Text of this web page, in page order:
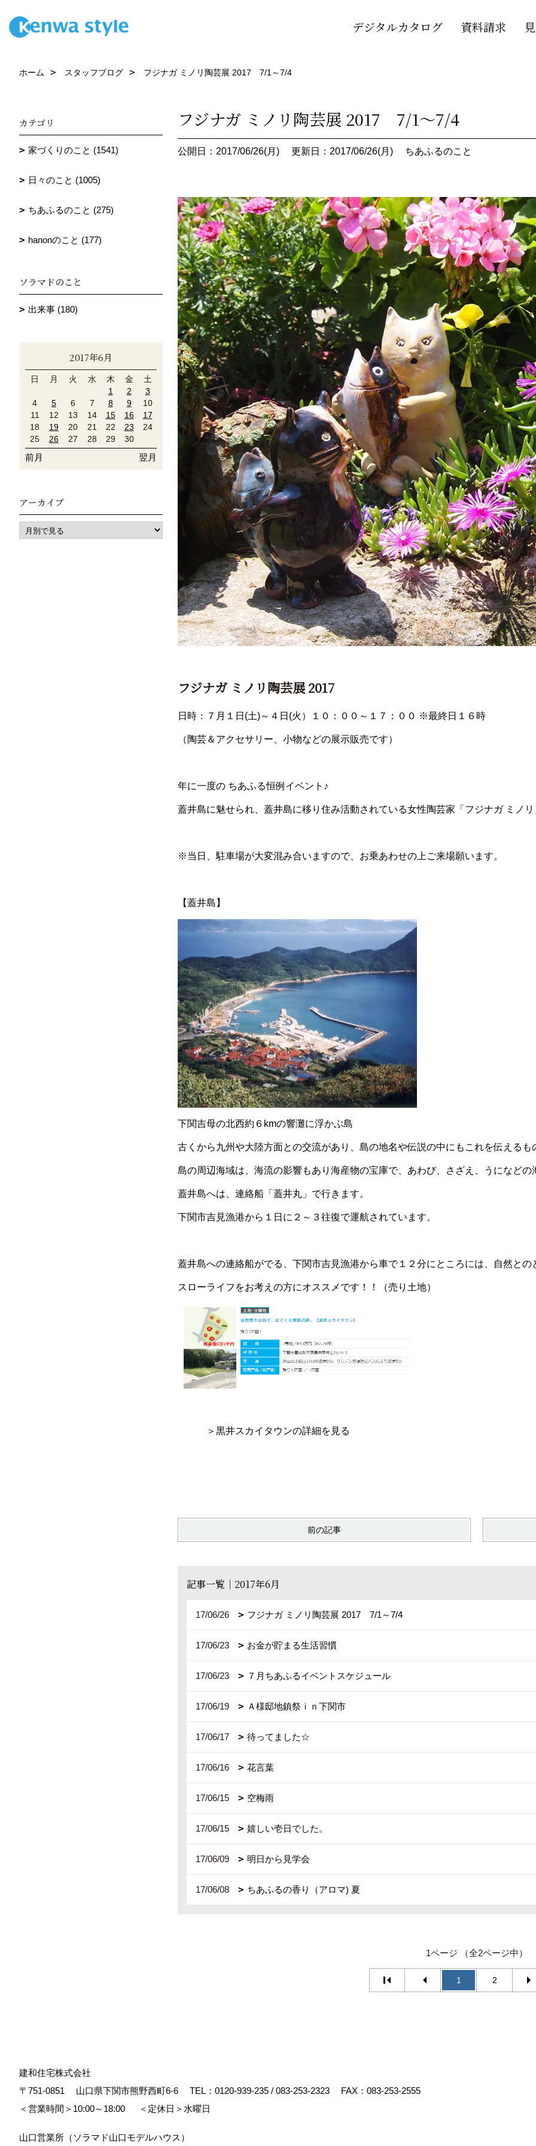
デジタルカタログ 資料請求
ホーム スタッフブログ フジナガ ミノリ陶芸展 2017 7/1～7/4
フジナガ ミノリ陶芸展 2017 7/1～7/4
公開日：2017/06/26(月) 更新日：2017/06/26(月) ちあふるのこと
フジナガ ミノリ陶芸展 2017
日時：７月１日(土)～４日(火）１０：００～１７：００ ※最終日１６時
（陶芸＆アクセサリー、小物などの展示販売です）
年に一度の ちあふる恒例イベント♪
蓋井島に魅せられ、蓋井島に移り住み活動されている女性陶芸家「フジナガ ミノ
※当日、駐車場が大変混み合いますので、お乗あわせの上ご来場願います。
【蓋井島】
下関吉母の北西約６kmの響灘に浮かぶ島
古くから九州や大陸方面との交流があり、島の地名や伝説の中にもこれを伝える
島の周辺海域は、海流の影響もあり海産物の宝庫で、あわび、さざえ、うになど
蓋井島へは、連絡船「蓋井丸」で行きます。
下関市吉見漁港から１日に２～３往復で運航されています。
蓋井島への連絡船がでる、下関市吉見漁港から車で１２分にところには、自然と
スローライフをお考えの方にオススメです！！（売り土地）
＞黒井スカイタウンの詳細を見る
前の記事
記事一覧｜2017年6月
17/06/26 フジナガ ミノリ陶芸展 2017 7/1～7/4
17/06/23 お金が貯まる生活習慣
17/06/23 ７月ちあふるイベントスケジュール
17/06/19 Ａ様邸地鎮祭ｉｎ下関市
17/06/17 待ってました☆
17/06/16 花言葉
17/06/15 空梅雨
17/06/15 嬉しい壱日でした。
17/06/09 明日から見学会
17/06/08 ちあふるの香り（アロマ) 夏
1ページ （全2ページ中）
1 2
カテゴリ
家づくりのこと (1541)
日々のこと (1005)
ちあふるのこと (275)
hanonのこと (177)
ソラマドのこと
出来事 (180)
2017年6月
日 月 火 水 木 金
土
1
2
3
4
5 6 7 8 9
10
11
12 13 14 15 16
17
18
19 20 21 22 23
24
25
26 27 28 29 30
前月 翌月
アーカイブ
建和住宅株式会社
〒751-0851
山口県下関市熊野西町6-6 TEL： 0120-939-235 / 083-253-2323
FAX：083-253-2555
＜営業時間＞10:00～18:00
＜定休日＞水曜日
山口営業所（ソラマド山口モデルハウス）